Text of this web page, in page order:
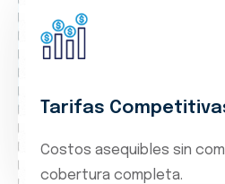
Tarifas
Costos asequibles sin
cobertura completa.